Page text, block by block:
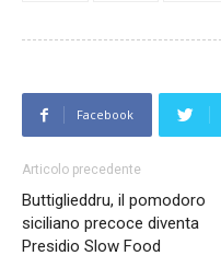
Facebook
Articolo precedente
Buttiglieddru, il pomodoro
siciliano precoce diventa
Presidio Slow Food